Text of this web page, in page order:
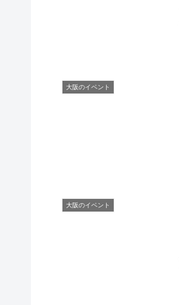
大阪のイベント
大阪のイベント